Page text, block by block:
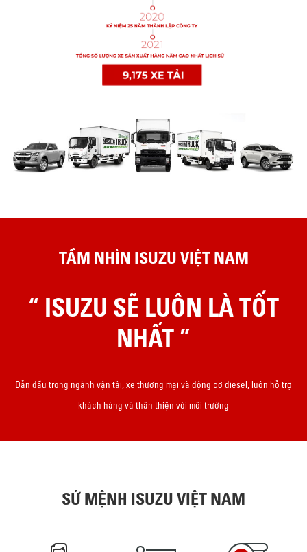
TẦM NHÌN ISUZU VIỆT NAM
“ ISUZU SẼ LUÔN LÀ TỐT
NHẤT ”
Dẫn đầu trong ngành vận tải, xe thương mại và động cơ diesel, luôn hỗ trợ
khách hàng và thân thiện với môi trường
SỨ MỆNH ISUZU VIỆT NAM